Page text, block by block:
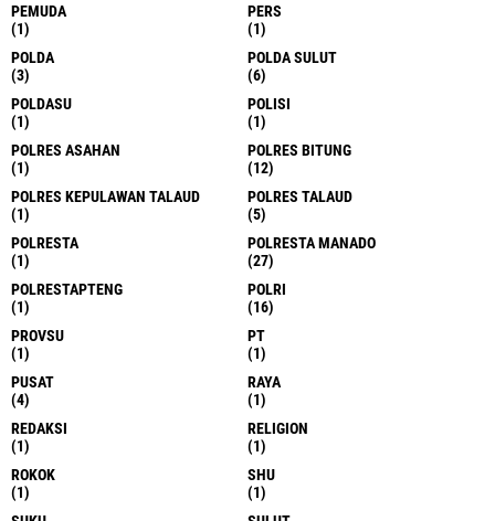
PEMUDA
(1)
PERS
(1)
POLDA
(3)
POLDA SULUT
(6)
POLDASU
(1)
POLISI
(1)
POLRES ASAHAN
(1)
POLRES BITUNG
(12)
POLRES KEPULAWAN TALAUD
(1)
POLRES TALAUD
(5)
POLRESTA
(1)
POLRESTA MANADO
(27)
POLRESTAPTENG
(1)
POLRI
(16)
PROVSU
(1)
PT
(1)
PUSAT
(4)
RAYA
(1)
REDAKSI
(1)
RELIGION
(1)
ROKOK
(1)
SHU
(1)